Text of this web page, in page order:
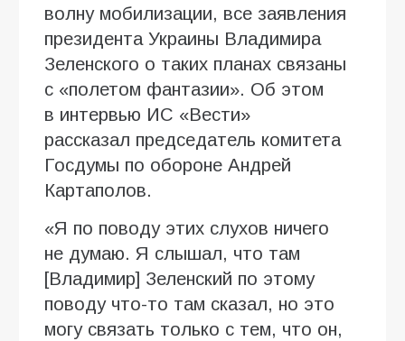
волну мобилизации, все заявления
президента Украины Владимира
Зеленского о таких планах связаны
с «полетом фантазии». Об этом
в интервью ИC «Вести»
рассказал председатель комитета
Госдумы по обороне Андрей
Картаполов.
«Я по поводу этих слухов ничего
не думаю. Я слышал, что там
[Владимир] Зеленский по этому
поводу что-то там сказал, но это
могу связать только с тем, что он,